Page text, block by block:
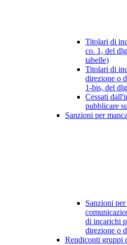
Titolari di
co. 1, del
tabelle)
Titolari di
direzione o
1-bis, del
Cessati
pubblicare
Sanzioni per
Sanzioni
di incarichi
direzione o
Rendiconti gruppi